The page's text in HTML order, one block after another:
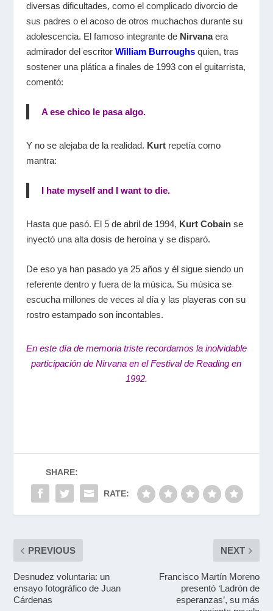
diversas dificultades, como el complicado divorcio de
sus padres o el acoso de otros muchachos durante su
adolescencia. El famoso integrante de Nirvanaera
admirador del escritor William Burroughsquien, tras
sostener una plática a finales de 1993 con el guitarrista,
comentó:
A ese chico le pasa algo.
Y no se alejaba de la realidad. Kurtrepetía como
mantra:
I hate myself and I want to die.
Hasta que pasó. El 5 de abril de 1994, Kurt Cobainse
inyectó una alta dosis de heroína y se disparó.
De eso ya han pasado ya 25 años y él sigue siendo un
referente dentro y fuera de la música. Su música se
escucha millones de veces al día y las playeras con su
rostro estampado son incontables.
En este día de memoria triste recordamos la inolvidable
participación de Nirvana en el Festival de Reading en
1992.
SHARE:
RATE:
PREVIOUS
Desnudez voluntaria: un
ensayo fotográfico de Juan
Cárdenas
NEXT
Francisco Martín Moreno
presentó ‘Ladrón de
esperanzas’, su más